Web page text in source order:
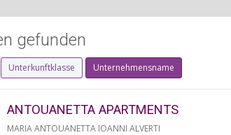
gefunden
Unterkunftklasse Unternehmensname
ANTOUANETTA APARTMENTS
MARIA ANTOUANETTA IOANNI ALVERTI